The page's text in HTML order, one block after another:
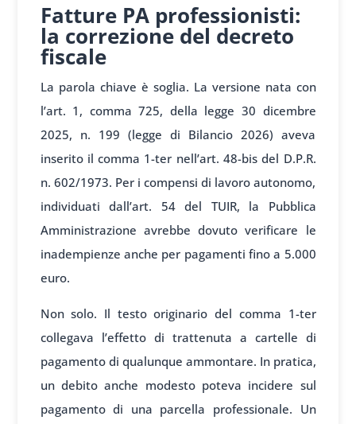
Fatture PA professionisti:
la correzione del decreto
fiscale
La parola chiave è soglia. La versione nata con
l’art. 1, comma 725, della legge 30 dicembre
2025, n. 199 (legge di Bilancio 2026) aveva
inserito il comma 1-ter nell’art. 48-bis del D.P.R.
n. 602/1973. Per i compensi di lavoro autonomo,
individuati dall’art. 54 del TUIR, la Pubblica
Amministrazione avrebbe dovuto verificare le
inadempienze anche per pagamenti fino a 5.000
euro.
Non solo. Il testo originario del comma 1-ter
collegava l’effetto di trattenuta a cartelle di
pagamento di qualunque ammontare. In pratica,
un debito anche modesto poteva incidere sul
pagamento di una parcella professionale. Un